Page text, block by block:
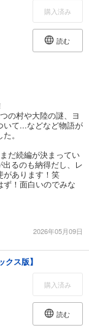
購入済み
読む
の村や大陸の謎、ヨ
いて...などなど物語が
。
だ続編が決まってい
るのも納得だし、レ
があります！笑
ず！面白いのでみな
2026年05月09日
ス版】
購入済み
読む